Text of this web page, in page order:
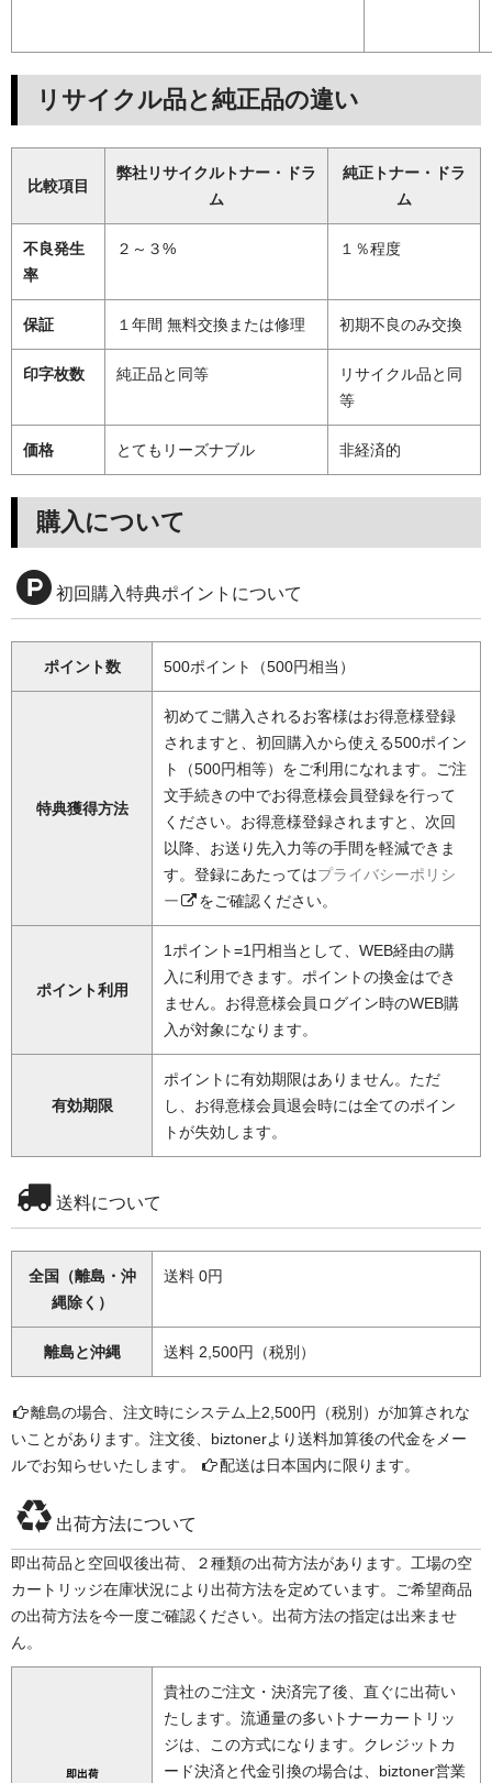
リサイクル品と純正品の違い
比較項目
弊社リサイクルトナー・ドラ
ム
純正トナー・ドラ
ム
不良発生
率
２～３% １％程度
保証 １年間 無料交換または修理 初期不良のみ交換
印字枚数 純正品と同等
リサイクル品と同
等
価格 とてもリーズナブル 非経済的
購入について
初回購入特典ポイントについて
ポイント数 500ポイント（500円相当）
特典獲得方法
初めてご購入されるお客様はお得意様登録
されますと、初回購入から使える500ポイン
ト（500円相等）をご利用になれます。ご注
文手続きの中でお得意様会員登録を行って
ください。お得意様登録されますと、次回
以降、お送り先入力等の手間を軽減できま
す。登録にあたってはプライバシーポリシ
ー
をご確認ください。
ポイント利用
1ポイント=1円相当として、WEB経由の購
入に利用できます。ポイントの換金はでき
ません。お得意様会員ログイン時のWEB購
入が対象になります。
有効期限
ポイントに有効期限はありません。ただ
し、お得意様会員退会時には全てのポイン
トが失効します。
送料について
全国（離島・沖
縄除く）
送料 0円
離島と沖縄 送料 2,500円（税別）
離島の場合、注文時にシステム上2,500円（税別）が加算されな
いことがあります。注文後、biztonerより送料加算後の代金をメー
ルでお知らせいたします。
配送は日本国内に限ります。
出荷方法について
即出荷品と空回収後出荷、２種類の出荷方法があります。工場の空
カートリッジ在庫状況により出荷方法を定めています。ご希望商品
の出荷方法を今一度ご確認ください。出荷方法の指定は出来ませ
ん。
貴社のご注文・決済完了後、直ぐに出荷い
たします。流通量の多いトナーカートリッ
ジは、この方式になります。クレジットカ
ード決済と代金引換の場合は、biztoner営業